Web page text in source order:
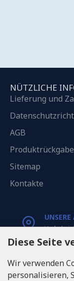
NÜTZLICHE
Lieferung und
AGB
Produktrückgabe
Sitemap
Kontakte
UNSERE
Varkaļu
Riga,
RUFEN
Tel: +371
Diese Seite
Wir verwenden
personalisieren,